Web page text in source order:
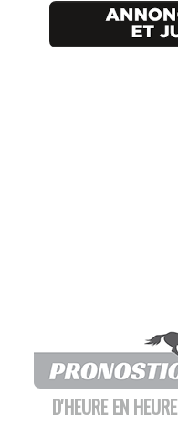
D'HEURE EN HEURE